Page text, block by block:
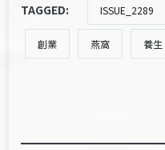
TAGGED: ISSUE_2289
創業 燕窩 養生